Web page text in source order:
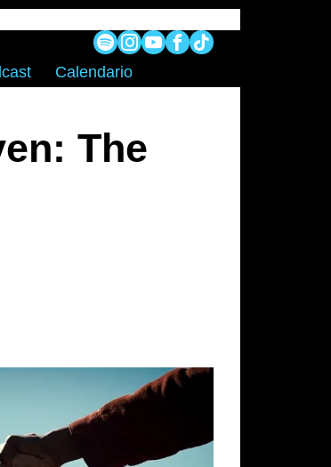
Calendario
The